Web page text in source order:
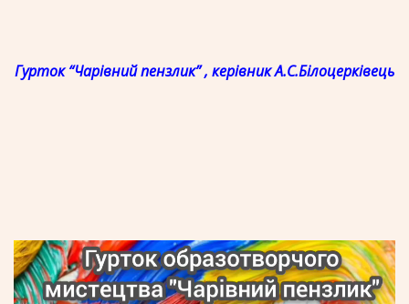
Гурток “Чарівний пензлик” , керівник А.С.Білоцерківець
Відеопрогравач